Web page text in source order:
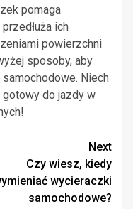
pomaga
ich
powierzchni
sposoby, aby
Niech
do jazdy w
Next
Czy wiesz, kiedy
wycieraczki
samochodowe?